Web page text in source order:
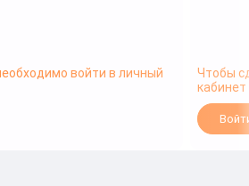
войти в личный
Чтобы
кабинет